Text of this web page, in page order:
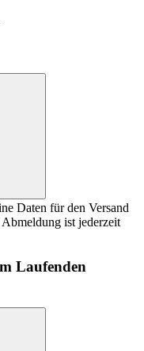
Daten für den Versand
ist jederzeit
Laufenden